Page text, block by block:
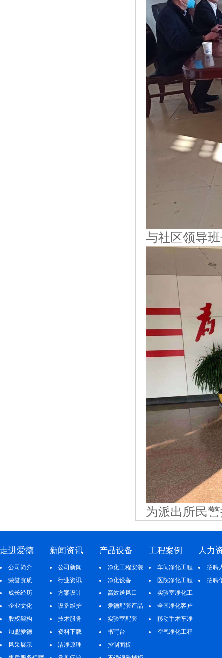
与社区领导
为派出所民
走进爱德
公司简介
荣誉资质
成长经历
企业文化
股权架构
加盟爱德
风采展示
新闻资讯
公司新闻
行业资讯
方案设计
设备维护
技术服务
资料下载
洁净原理
产品设备
净化工程安装
净化设备
高效送风口
爱德配套产品
实验室配套
书写台
控制面板
工程案例
车间净化工程
医院净化工程
实验室净化工
程
全国净化客户
案例移动手术车净
化工程空气净化工程
人力
招聘
招聘